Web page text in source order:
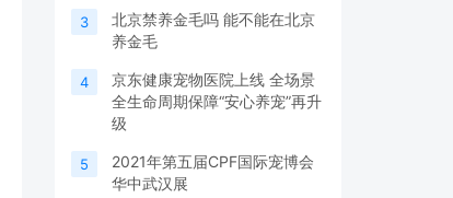
3
北京禁养金毛吗 能不能在北京
养金毛
4
京东健康宠物医院上线 全场景
全生命周期保障“安心养宠”再升
级
5
2021年第五届CPF国际宠博会
华中武汉展